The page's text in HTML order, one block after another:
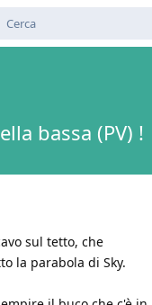
bassa (PV) !
sul tetto, che
la parabola di Sky.